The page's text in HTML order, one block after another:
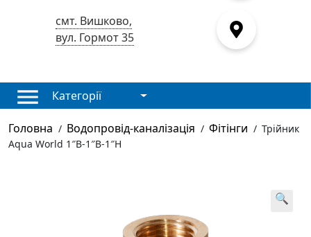
смт. Вишково,
вул. Гормот 35
Категорії
Головна / Водопровід-каналізація / Фітінги / Трійник
Aqua World 1″B-1″B-1″H
🔍